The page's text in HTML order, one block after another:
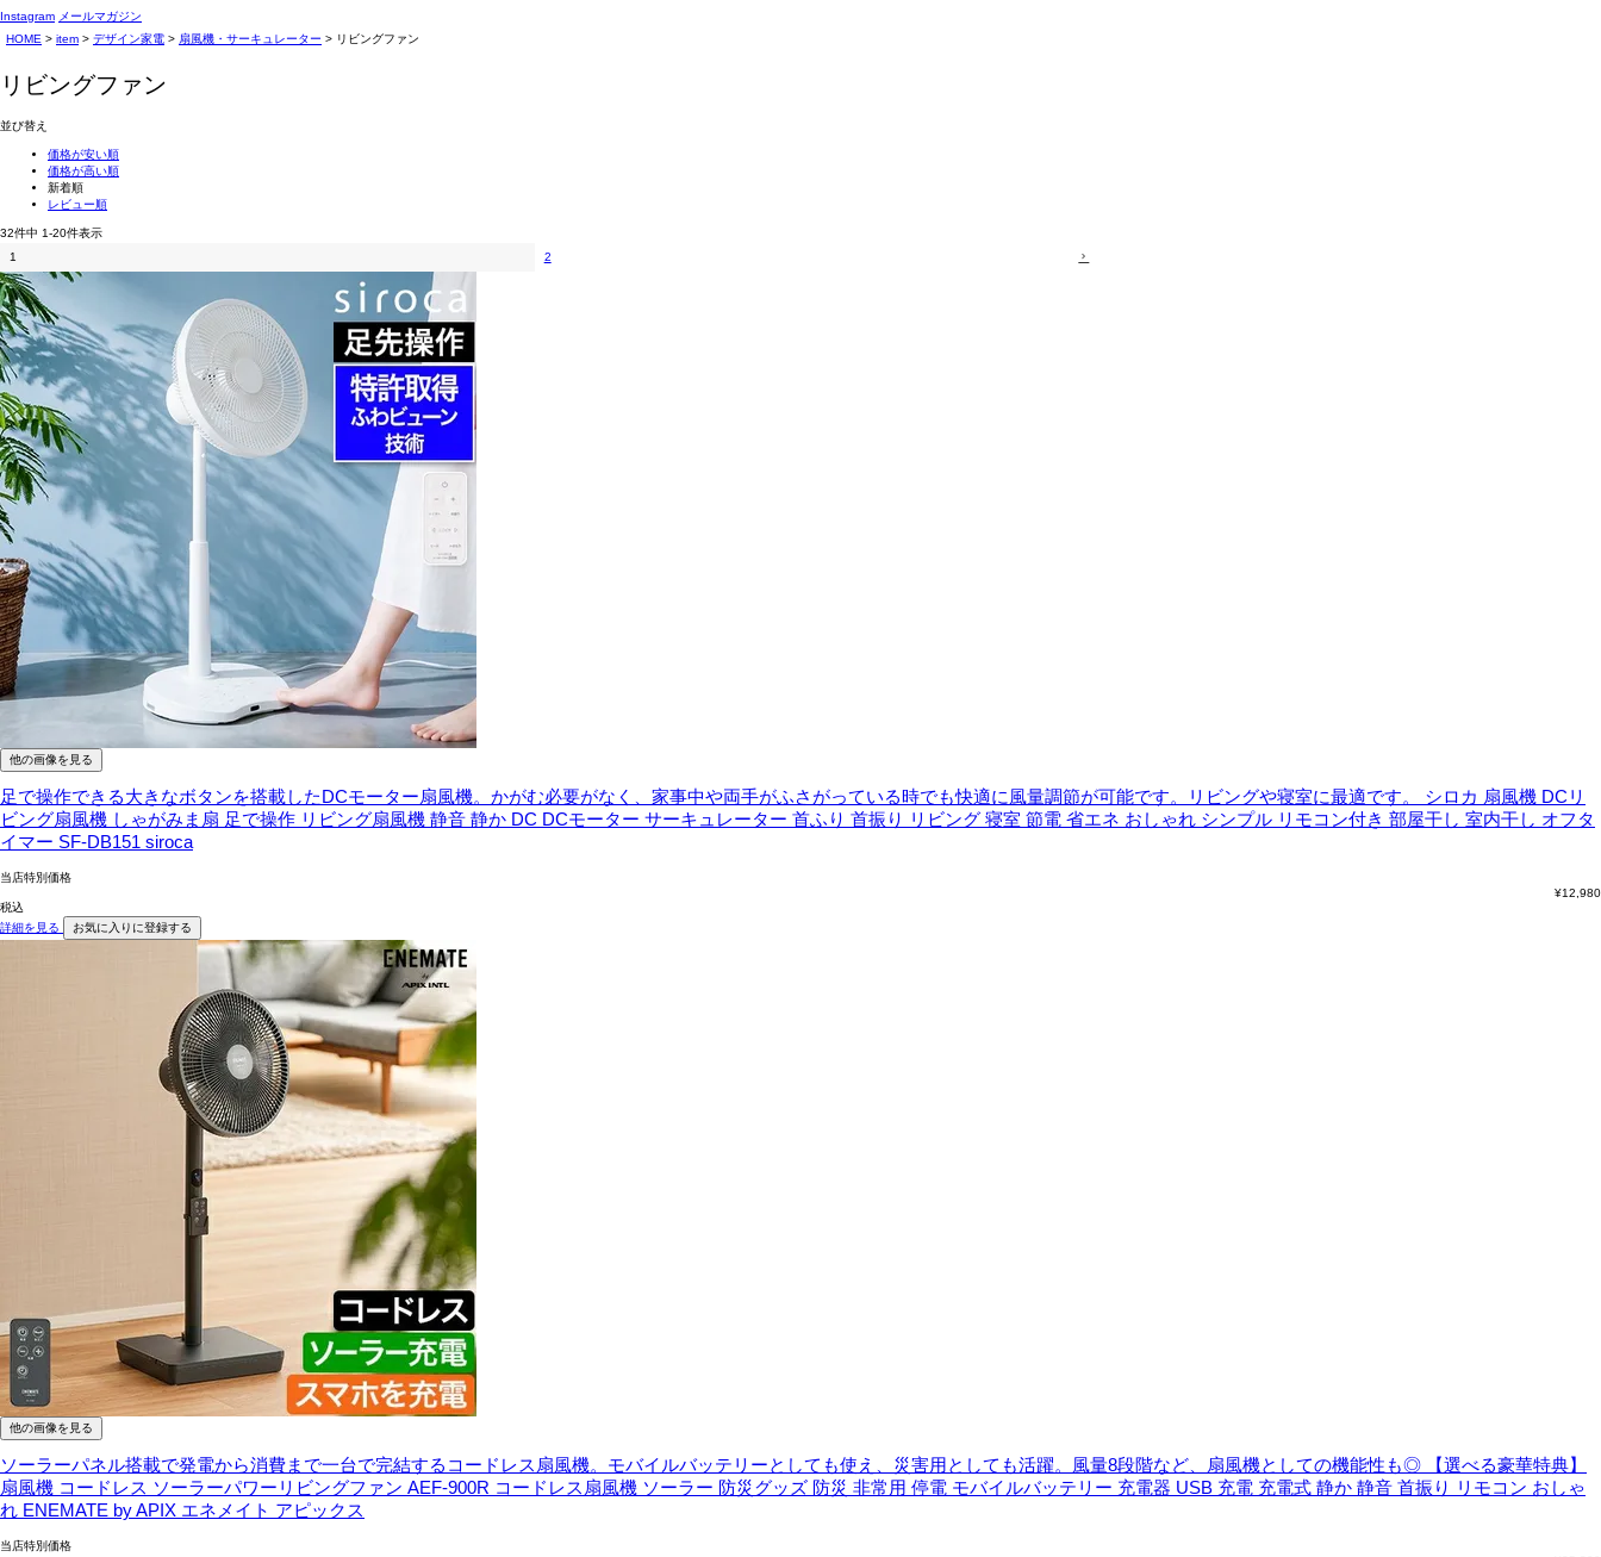
Instagram メールマガジン
HOME
item デザイン家電 扇風機・サーキュレーター リビングファン
リビングファン
並び替え
価格が安い順
価格が高い順
新着順
レビュー順
32件中 1-20件表示
1
2
他の画像を見る
足で操作できる大きなボタンを搭載したDCモーター扇風機。かがむ必要がなく、家事中や両手がふさがっている時でも快適に風量調節が可能です。リビングや寝室に最適です。
シロカ 扇風機 DCリ
ビング扇風機 しゃがみま扇 足で操作 リビング扇風機 静音 静か DC DCモーター サーキュレーター 首ふり 首振り リビング 寝室 節電 省エネ おしゃれ シンプル リモコン付き 部屋干し 室内干し オフタ
イマー SF-DB151 siroca
当店特別価格
¥12,980
税込
詳細を見る
お気に入りに登録する
他の画像を見る
ソーラーパネル搭載で発電から消費まで一台で完結するコードレス扇風機。モバイルバッテリーとしても使え、災害用としても活躍。風量8段階など、扇風機としての機能性も◎
【選べる豪華特典】
扇風機 コードレス ソーラーパワーリビングファン AEF-900R コードレス扇風機 ソーラー 防災グッズ 防災 非常用 停電 モバイルバッテリー 充電器 USB 充電 充電式 静か 静音 首振り リモコン おしゃ
れ ENEMATE by APIX エネメイト アピックス
当店特別価格